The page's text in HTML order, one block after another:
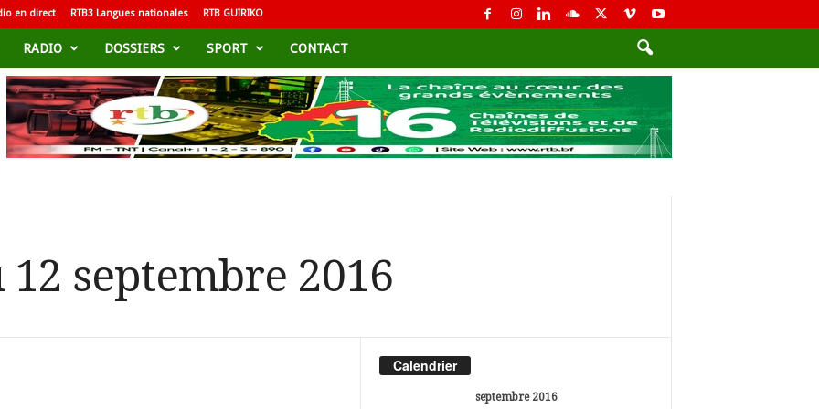
en direct RTB3 Langues nationales RTB GUIRIKO
RADIO DOSSIERS SPORT CONTACT
12 septembre 2016
Calendrier
septembre 2016